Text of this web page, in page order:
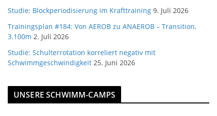
Studie: Blockperiodisierung im Krafttraining 9. Juli 2026
Trainingsplan #184: Von AEROB zu ANAEROB – Transition,
3.100m 2. Juli 2026
Studie: Schulterrotation korreliert negativ mit
Schwimmgeschwindigkeit 25. Juni 2026
UNSERE SCHWIMM-CAMPS